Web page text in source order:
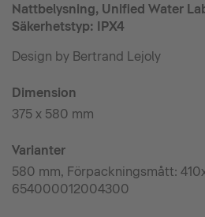
Nattbelysning, Unified Water
Säkerhetstyp: IPX4
Design by Bertrand Lejoly
Dimension
375 x 580 mm
Varianter
580 mm, Förpackningsmått:
654000012004300